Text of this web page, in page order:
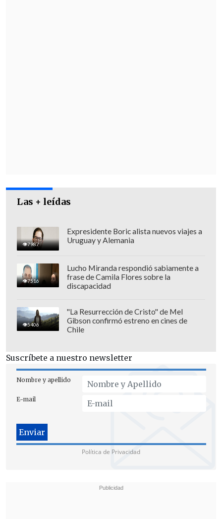
Jeampy era una artista urbano cuyo tema
más popular en plataformas de
streaming es "En busca de billete".
Las + leídas
7987
Expresidente Boric alista nuevos viajes a
Uruguay y Alemania
7516
Lucho Miranda respondió sabiamente a
frase de Camila Flores sobre la
discapacidad
5406
"La Resurrección de Cristo" de Mel
Gibson confirmó estreno en cines de
Chile
Suscríbete a nuestro newsletter
Nombre y apellido
E-mail
Política de Privacidad